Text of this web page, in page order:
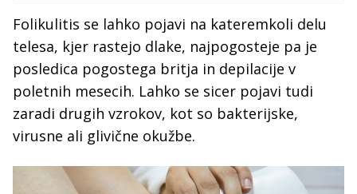
Folikulitis se lahko pojavi na kateremkoli delu
telesa, kjer rastejo dlake, najpogosteje pa je
posledica pogostega britja in depilacije v
poletnih mesecih. Lahko se sicer pojavi tudi
zaradi drugih vzrokov, kot so bakterijske,
virusne ali glivične okužbe.